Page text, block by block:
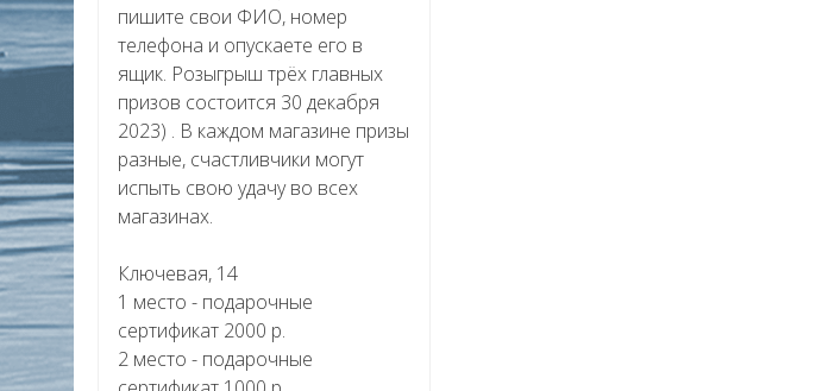
пишите свои ФИО, номер
телефона и опускаете его в
ящик. Розыгрыш трёх главных
призов состоится 30 декабря
2023) . В каждом магазине призы
разные, счастливчики могут
испыть свою удачу во всех
магазинах.
Ключевая, 14
1 место - подарочные
сертификат 2000 р.
2 место - подарочные